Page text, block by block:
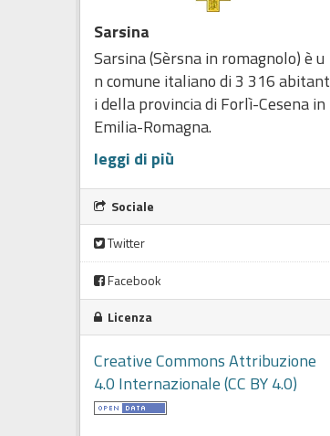
Sarsina
Sarsina (Sèrsna in romagnolo) è u
n comune italiano di 3 316 abitant
i della provincia di Forlì-Cesena in
Emilia-Romagna.
leggi di più
Sociale
Twitter
Facebook
Licenza
Creative Commons Attribuzione
4.0 Internazionale (CC BY 4.0)